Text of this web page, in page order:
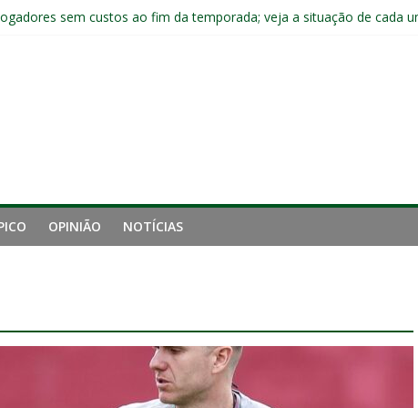
sem custos ao fim da temporada; veja a situação de cada
jejum do Fluminense para seis jogos, a pior sequência desde a crise
de Zubeldía e o risco de jogar o ano do Flu no lixo
OPINIÃO NOTÍCIAS